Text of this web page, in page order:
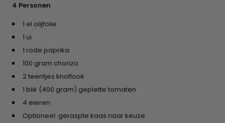
4 Personen
1 el olijfolie
1 ui
1 rode paprika
100 gram chorizo
2 teentjes knoflook
1 blik (400 gram) geplette tomaten
4 eieren
Optioneel: geraspte kaas naar keuze